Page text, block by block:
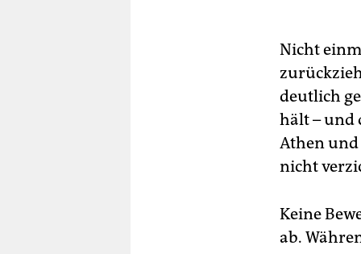
Nicht
deutlich
hält – und
Athen und
nicht
Keine
ab.